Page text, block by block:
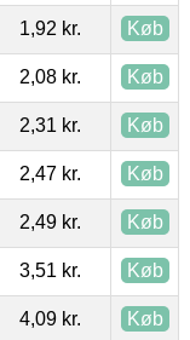
1,92 kr. Køb
2,08 kr. Køb
2,31 kr. Køb
2,47 kr. Køb
2,49 kr. Køb
3,51 kr. Køb
4,09 kr. Køb